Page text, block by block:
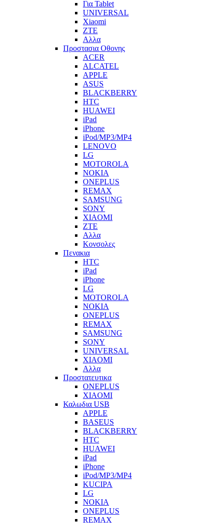
Για Tablet
UNIVERSAL
Xiaomi
ZTE
Αλλα
Προστασια Οθονης
ACER
ALCATEL
APPLE
ASUS
BLACKBERRY
HTC
HUAWEI
iPad
iPhone
iPod/MP3/MP4
LENOVO
LG
MOTOROLA
NOKIA
ONEPLUS
REMAX
SAMSUNG
SONY
XIAOMI
ZTE
Αλλα
Κονσολες
Πενακια
HTC
iPad
iPhone
LG
MOTOROLA
NOKIA
ONEPLUS
REMAX
SAMSUNG
SONY
UNIVERSAL
XIAOMI
Αλλα
Προστατευτικα
ONEPLUS
XIAOMI
Καλωδια USB
APPLE
BASEUS
BLACKBERRY
HTC
HUAWEI
iPad
iPhone
iPod/MP3/MP4
KUCIPA
LG
NOKIA
ONEPLUS
REMAX